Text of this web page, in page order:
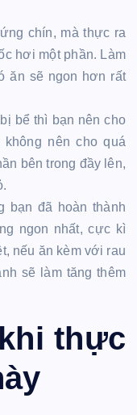
chín, mà thực ra
hơi một phần. Làm
ăn sẽ ngon hơn rất
bể thì bạn nên cho
nên cho quá
bên trong đầy lên,
bạn đã hoàn thành
ngon nhất, cực kì
nếu ăn kèm với rau
sẽ làm tăng thêm
thực